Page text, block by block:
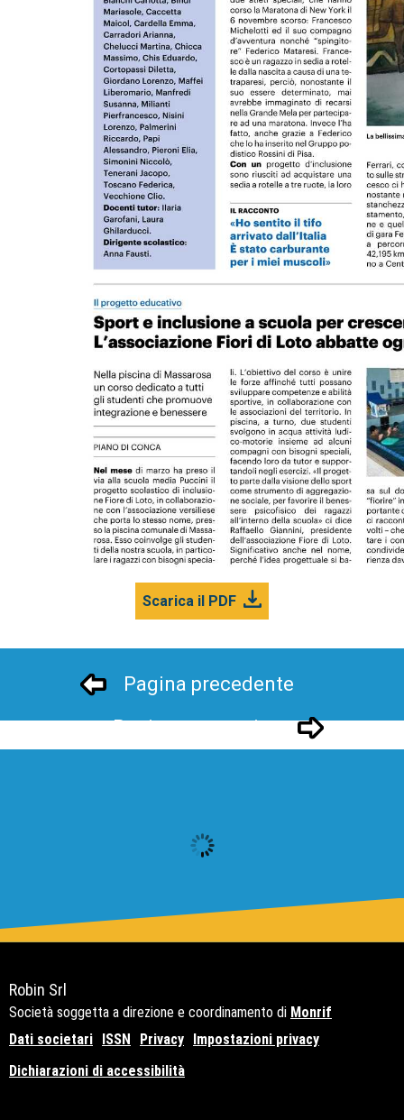
Scarica il PDF
Pagina precedente
Pagina successivo
Robin Srl
Società soggetta a direzione e coordinamento di Monrif
Dati societari ISSN Privacy Impostazioni privacy
Dichiarazioni di accessibilità